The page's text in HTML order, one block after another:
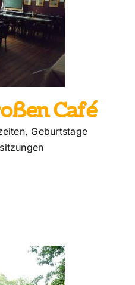
Café
Geburtstage